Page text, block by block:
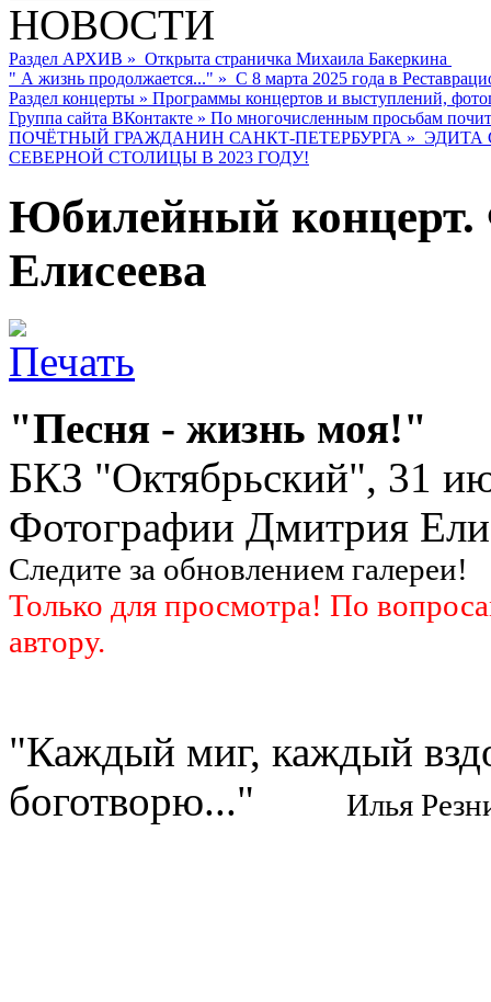
НОВОСТИ
Раздел АРХИВ » Открыта страничка Михаила Бакеркина
" А жизнь продолжается..." » С 8 марта 2025 года в
Раздел концерты » Программы концертов и выступлений,
Группа сайта ВКонтакте » По многочисленным просьбам
ПОЧЁТНЫЙ ГРАЖДАНИН САНКТ-ПЕТЕРБУРГА » ЭДИТА
СЕВЕРНОЙ СТОЛИЦЫ В 2023 ГОДУ!
Юбилейный
Елисеева
"Песня - жизнь моя!"
БКЗ "Октябрьский", 31
Фотографии Дмитрия
Следите за обновлением галереи!
Только для просмотра! По
автору.
"Каждый миг, каждый
боготворю..." Илья